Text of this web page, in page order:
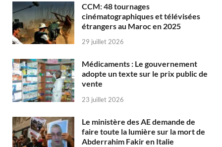
CCM: 48 tournages
cinématographiques et télévisées
étrangers au Maroc en 2025
29 juillet 2026
Médicaments : Le gouvernement
adopte un texte sur le prix public de
vente
23 juillet 2026
Le ministère des AE demande de
faire toute la lumière sur la mort de
Abderrahim Fakir en Italie